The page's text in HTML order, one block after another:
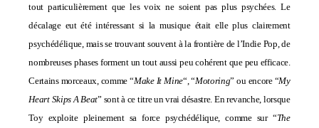
tout particulièrement que les voix ne soient pas plus psychées. Le
décalage eut été intéressant si la musique était elle plus clairement
psychédélique, mais se trouvant souvent à la frontière de l’Indie Pop, de
nombreuses phases forment un tout aussi peu cohérent que peu efficace.
Certains morceaux, comme “Make It Mine“, “Motoring” ou encore “My
Heart Skips A Beat” sont à ce titre un vrai désastre. En revanche, lorsque
Toy exploite pleinement sa force psychédélique, comme sur “The